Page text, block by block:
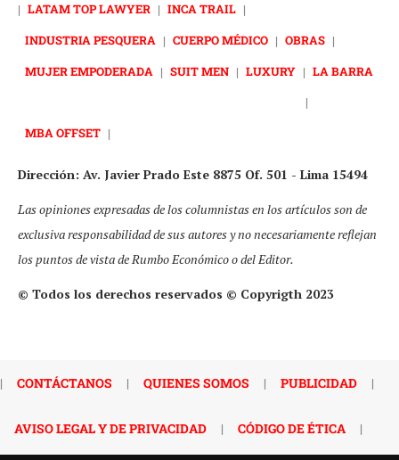
| LATAM TOP LAWYER | INCA TRAIL |
INDUSTRIA PESQUERA | CUERPO MÉDICO | OBRAS |
MUJER EMPODERADA | SUIT MEN | LUXURY | LA BARRA
|
MBA OFFSET |
Dirección: Av. Javier Prado Este 8875 Of. 501 - Lima 15494
Las opiniones expresadas de los columnistas en los artículos son de
exclusiva responsabilidad de sus autores y no necesariamente reflejan
los puntos de vista de Rumbo Económico o del Editor.
© Todos los derechos reservados © Copyrigth 2023
| CONTÁCTANOS | QUIENES SOMOS | PUBLICIDAD |
AVISO LEGAL Y DE PRIVACIDAD | CÓDIGO DE ÉTICA |